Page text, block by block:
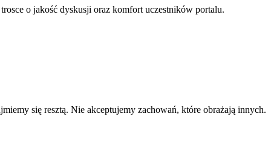
o jakość dyskusji oraz komfort uczestników portalu.
się resztą. Nie akceptujemy zachowań, które obrażają innych.